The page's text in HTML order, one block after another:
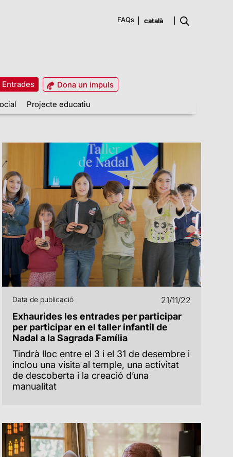
FAQs
Entrades
Dona un impuls
Projecte educatiu
Data de publicació 21/11/22
Exhaurides les entrades per participar
per participar en el taller infantil de
Nadal a la Sagrada Família
Tindrà lloc entre el 3 i el 31 de desembre i
inclou una visita al temple, una activitat
de descoberta i la creació d’una
manualitat